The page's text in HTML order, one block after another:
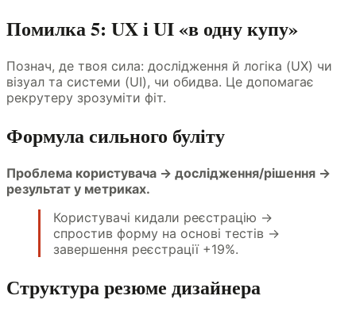
Помилка 5: UX і UI «в одну купу»
Познач, де твоя сила: дослідження й логіка (UX) чи
візуал та системи (UI), чи обидва. Це допомагає
рекрутеру зрозуміти фіт.
Формула сильного буліту
Проблема користувача → дослідження/рішення →
результат у метриках.
Користувачі кидали реєстрацію →
спростив форму на основі тестів →
завершення реєстрації +19%.
Структура резюме дизайнера